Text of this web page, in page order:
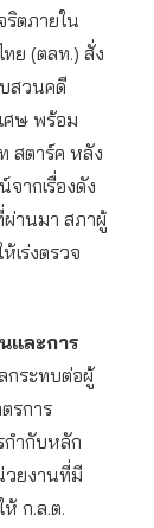
ตภายใน
ย (ตลท.) สั่ง
สวนคดี
ศษ พร้อม
สตาร์ค หลัง
ากเรื่องดัง
ผ่านมา สภาผู้
เร่งตรวจ
และการ
กระทบต่อผู้
รการ
กำกับหลัก
วยงานที่มี
ก.ล.ต.